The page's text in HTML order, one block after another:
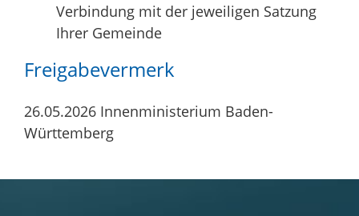
Verbindung mit der jeweiligen Satzung
Ihrer Gemeinde
Freigabevermerk
26.05.2026 Innenministerium Baden-
Württemberg